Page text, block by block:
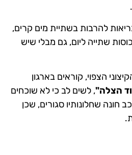
להרבות בשתיית מים קרים,
וכי מומלץ לשתות 8-10 כוסות שתייה ליום, גם מבלי שיש
הצפוי, קוראים בארגון
הצלה", לשים לב כי לא שוכחים
חונה שחלונותיו סגורים, שכן